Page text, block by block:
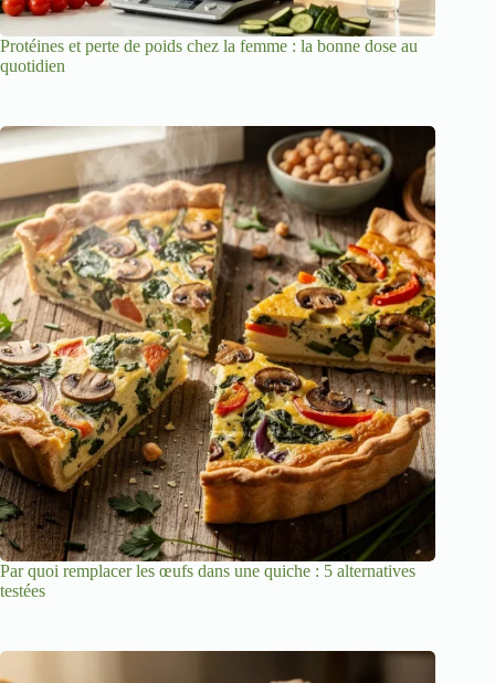
Protéines et perte de poids chez la femme : la bonne dose au
quotidien
Par quoi remplacer les œufs dans une quiche : 5 alternatives
testées